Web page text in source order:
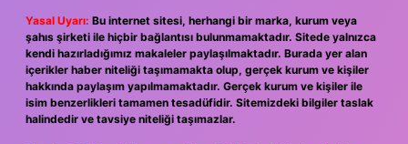
Yasal Uyarı: Bu internet sitesi, herhangi bir marka, kurum veya
şahıs şirketi ile hiçbir bağlantısı bulunmamaktadır. Sitede yalnızca
kendi hazırladığımız makaleler paylaşılmaktadır. Burada yer alan
içerikler haber niteliği taşımamakta olup, gerçek kurum ve kişiler
hakkında paylaşım yapılmamaktadır. Gerçek kurum ve kişiler ile
isim benzerlikleri tamamen tesadüfidir. Sitemizdeki bilgiler taslak
halindedir ve tavsiye niteliği taşımazlar.